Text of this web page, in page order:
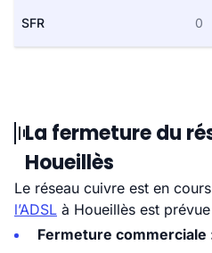
SFR 0
La fermeture du
Houeillès
Le réseau cuivre est en
l’ADSL à Houeillès est
Fermeture commerciale